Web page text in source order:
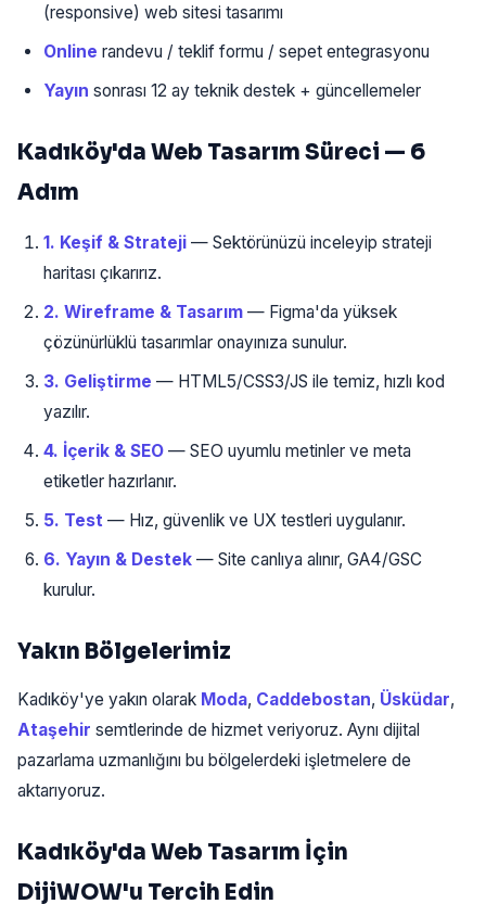
(responsive) web sitesi tasarımı
Online randevu / teklif formu / sepet entegrasyonu
Yayın sonrası 12 ay teknik destek + güncellemeler
Kadıköy'da Web Tasarım Süreci — 6
Adım
1. Keşif & Strateji — Sektörünüzü inceleyip strateji
haritası çıkarırız.
2. Wireframe & Tasarım — Figma'da yüksek
çözünürlüklü tasarımlar onayınıza sunulur.
3. Geliştirme — HTML5/CSS3/JS ile temiz, hızlı kod
yazılır.
4. İçerik & SEO — SEO uyumlu metinler ve meta
etiketler hazırlanır.
5. Test — Hız, güvenlik ve UX testleri uygulanır.
6. Yayın & Destek — Site canlıya alınır, GA4/GSC
kurulur.
Yakın Bölgelerimiz
Kadıköy'ye yakın olarak Moda, Caddebostan, Üsküdar,
Ataşehir semtlerinde de hizmet veriyoruz. Aynı dijital
pazarlama uzmanlığını bu bölgelerdeki işletmelere de
aktarıyoruz.
Kadıköy'da Web Tasarım İçin
DijiWOW'u Tercih Edin